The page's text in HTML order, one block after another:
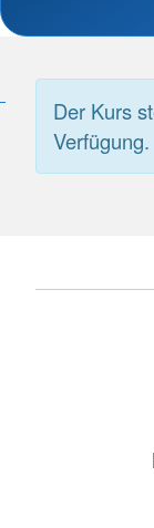
Der Kurs
Verfügung.